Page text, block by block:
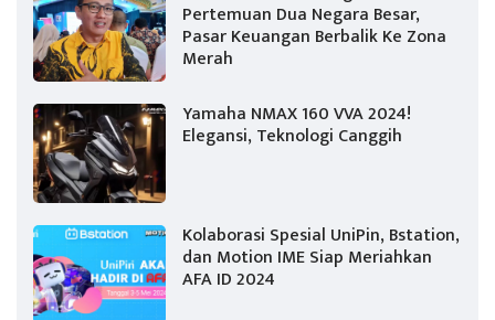
Pertemuan Dua Negara Besar,
Pasar Keuangan Berbalik Ke Zona
Merah
Yamaha NMAX 160 VVA 2024!
Elegansi, Teknologi Canggih
Kolaborasi Spesial UniPin, Bstation,
dan Motion IME Siap Meriahkan
AFA ID 2024